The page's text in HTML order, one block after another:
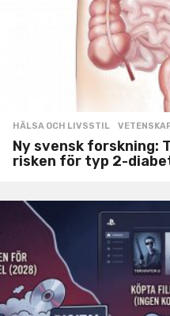
HÄLSA OCH LIVSSTIL ,
Ny svensk forskning:
risken för typ 2-